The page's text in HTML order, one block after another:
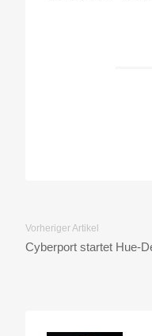
Vorheriger Artikel
Cyberport startet Hue-